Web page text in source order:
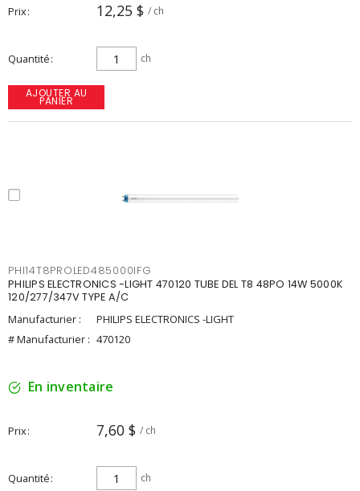
Prix 12,25 $ / ch
Quantité ch
AJOUTER AU
PANIER
PHI14T8PROLED485000IFG
PHILIPS ELECTRONICS -LIGHT 470120 TUBE DEL T8 48PO 14W 5000K
120/277/347V TYPE A/C
Manufacturier :
PHILIPS ELECTRONICS -LIGHT
# Manufacturier : 470120
En inventaire
Prix 7,60 $ / ch
Quantité ch